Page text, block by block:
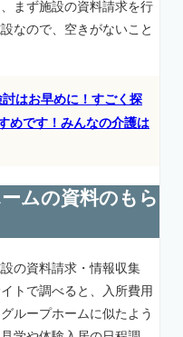
まず施設の資料請求を行
なので、空きがないこと
はお早めに！すごく探
めです！みんなの介護は
ムの資料のもら
の資料請求・情報収集
トで調べると、入所費用
ループホームに似たよう